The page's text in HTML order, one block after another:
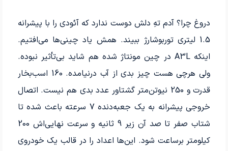
دروغ چرا؟ آدم تهِ دلش دوست ندارد که آئودی را با پیشرانه
1.5 لیتری توربوشارژ ببیند. همش یاد چینی‌ها می‌افتیم.
اینکه A3L در چین مونتاژ شده هم شاید بی‌تأثیر نبوده.
ولی هرچی هست چیز بدی از آب درنیامده. 160 اسب‌بخار
قدرت و 250 نیوتن‌متر گشتاور عدد بدی هم نیست. اتصال
خروجی پیشرانه به یک جعبه‌دنده 7 سرعته باعث شده تا
شتاب صفر تا صد آن زیر 9 ثانیه و سرعت نهایی‌اش 200
کیلومتر برساعت شود. این‌ها اعداد را در قالب یک خودروی